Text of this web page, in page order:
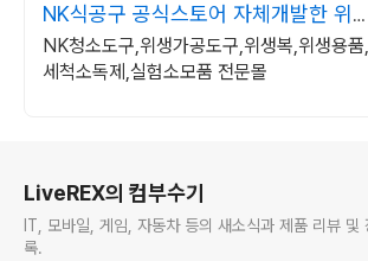
NK식공구 공식스토어 자체개발한 위
생용품
NK청소도구,위생가공도구,위생복,위생용품,
세척소독제,실험소모품 전문몰
LiveREX의 컴부수기
IT, 모바일, 게임, 자동차 등의 새소식과 제품 리뷰 및
록.